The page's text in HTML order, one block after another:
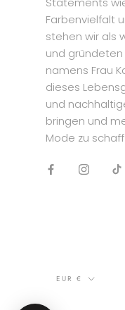
Farbenvielfalt
stehen wir als
und gründeten
namens Frau
dieses
und
bringen und
Mode zu
Währung
EUR €